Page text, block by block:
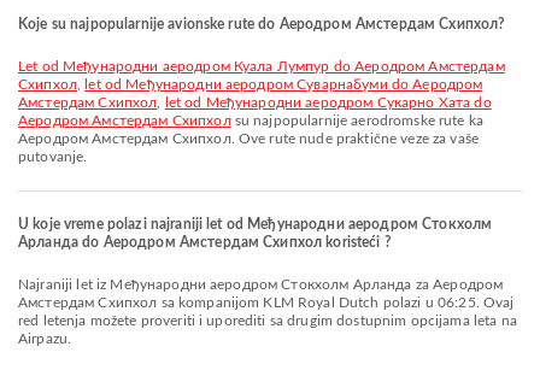
Koje su najpopularnije avionske rute do Aеродром Амстердам Схипхол?
let od Међународни аеродром Куала Лумпур do Aеродром Амстердам
Схипхол,
let od Међународни аеродром Суварнабуми do Aеродром
Амстердам Схипхол
let od Међународни аеродром Сукарно Хата do
Aеродром Амстердам Схипхолsu najpopularnije aerodromske rute ka
Aеродром Амстердам Схипхол. Ove rute nude praktične veze za vaše
putovanje.
U koje vreme polazi najraniji let od Међународни аеродром Стокхолм
Арланда do Aеродром Амстердам Схипхол koristeći ?
Najraniji let iz Међународни аеродром Стокхолм Арланда za Aеродром
Амстердам Схипхол sa kompanijom KLM Royal Dutch polazi u 06:25. Ovaj
red letenja možete proveriti i uporediti sa drugim dostupnim opcijama leta na
Airpazu.